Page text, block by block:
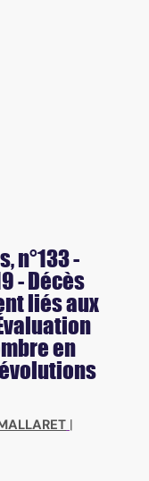
, n°133 -
- Décès
liés aux
en
|